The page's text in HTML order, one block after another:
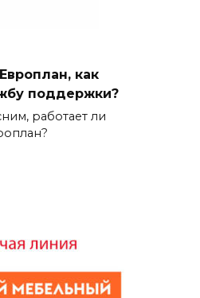
как
поддержки?
работает ли